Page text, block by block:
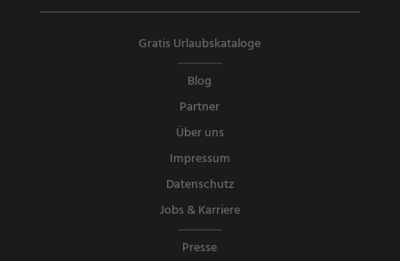
Gratis Urlaubskataloge
Blog
Partner
Über uns
Impressum
Datenschutz
Jobs & Karriere
Presse